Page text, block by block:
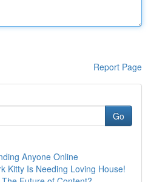
Report Page
Go
Anyone Online
Kitty Is Needing Loving House!